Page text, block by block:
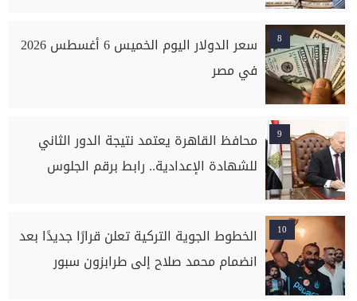
8
سعر الدولار اليوم الخميس 6 أغسطس 2026
في مصر
9
محافظ القاهرة يعتمد نتيجة الدور الثاني
للشهادة الإعدادية.. رابط برقم الجلوس
10
الخطوط الجوية التركية تعلن قرارًا جديدًا بعد
انضمام محمد صلاح إلى طرابزون سبور